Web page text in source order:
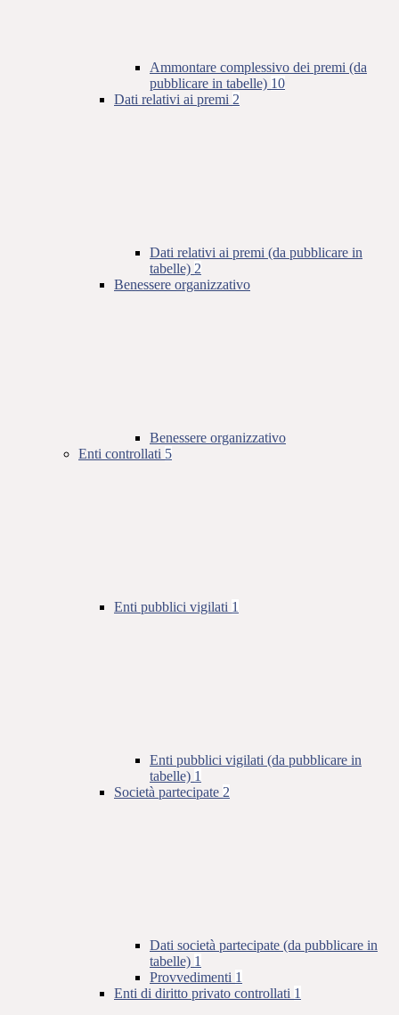
Ammontare complessivo dei premi (da
pubblicare in tabelle) 10
Dati relativi ai premi 2
Dati relativi ai premi (da pubblicare in
tabelle) 2
Benessere organizzativo
Benessere organizzativo
Enti controllati 5
Enti pubblici vigilati 1
Enti pubblici vigilati (da pubblicare in
tabelle) 1
Società partecipate 2
Dati società partecipate (da pubblicare in
tabelle) 1
Provvedimenti 1
Enti di diritto privato controllati 1